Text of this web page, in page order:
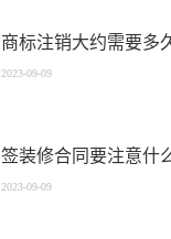
商标注销大约需要多
2023-09-09
签装修合同要注意什
2023-09-09